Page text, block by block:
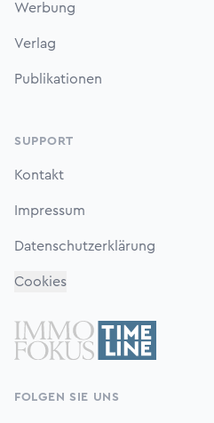
Werbung
Verlag
Publikationen
SUPPORT
Kontakt
Impressum
Datenschutzerklärung
Cookies
FOLGEN SIE UNS